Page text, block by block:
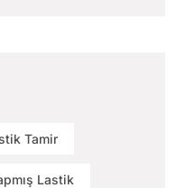
Tamir
Lastik